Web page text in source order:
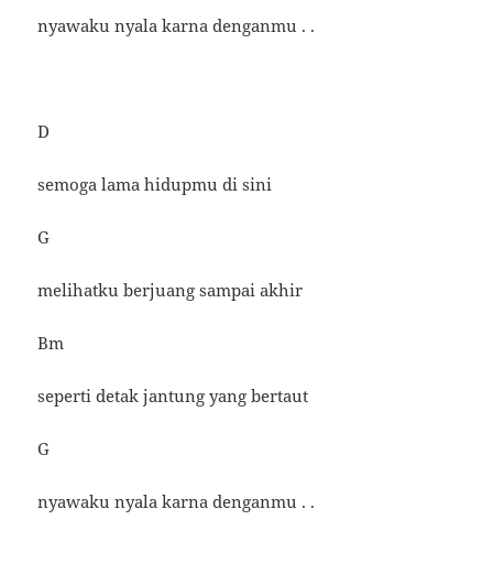
nyawaku nyala karna denganmu . .
D
semoga lama hidupmu di sini
G
melihatku berjuang sampai akhir
Bm
seperti detak jantung yang bertaut
G
nyawaku nyala karna denganmu . .